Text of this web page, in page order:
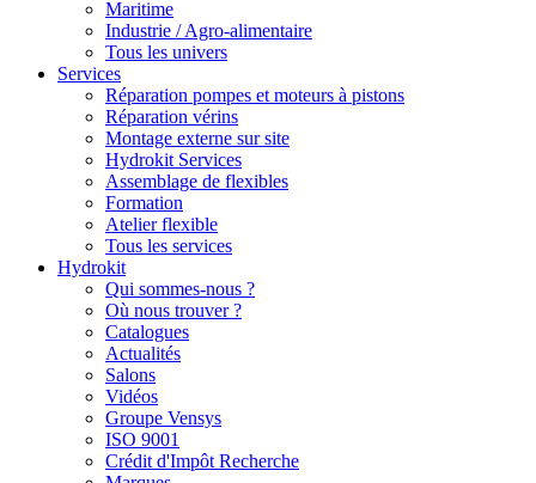
Maritime
Industrie / Agro-alimentaire
Tous les univers
Services
Réparation pompes et moteurs à pistons
Réparation vérins
Montage externe sur site
Hydrokit Services
Assemblage de flexibles
Formation
Atelier flexible
Tous les services
Hydrokit
Qui sommes-nous ?
Où nous trouver ?
Catalogues
Actualités
Salons
Vidéos
Groupe Vensys
ISO 9001
Crédit d'Impôt Recherche